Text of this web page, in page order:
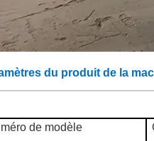
du produit de la
de modèle